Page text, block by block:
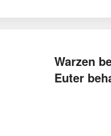
Warzen
Euter